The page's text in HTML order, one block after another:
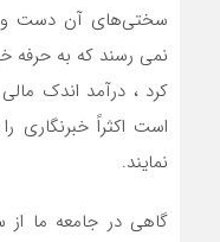
سختی‌های آن دست و
نمی رسند که به حرفه
کرد ، درآمد اندک
است اکثراً خبرنگاری
نمایند.
گاهی در جامعه ما